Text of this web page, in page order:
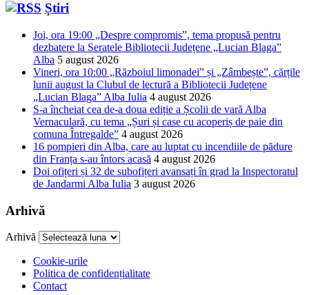
Știri
Joi, ora 19:00 „Despre compromis”, tema propusă pentru
dezbatere la Seratele Bibliotecii Județene „Lucian Blaga”
Alba 5 august 2026
Vineri, ora 10:00 „Războiul limonadei” și „Zâmbește”, cărțile
lunii august la Clubul de lectură a Bibliotecii Județene
„Lucian Blaga” Alba Iulia 4 august 2026
S-a încheiat cea de-a doua ediție a Școlii de vară Alba
Vernaculară, cu tema „Șuri și case cu acoperiș de paie din
comuna Întregalde” 4 august 2026
16 pompieri din Alba, care au luptat cu incendiile de pădure
din Franța s-au întors acasă 4 august 2026
Doi ofițeri și 32 de subofițeri avansați în grad la Inspectoratul
de Jandarmi Alba Iulia 3 august 2026
Arhivă
Arhivă
Cookie-urile
Politica de confidențialitate
Contact